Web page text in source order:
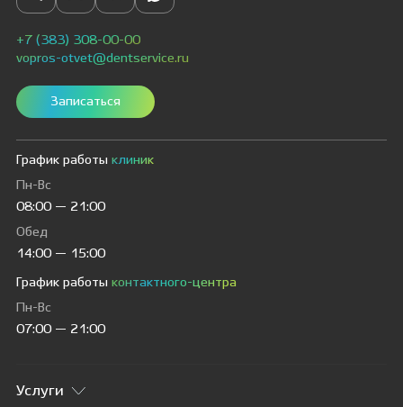
+7 (383) 308-00-00
vopros-otvet@dentservice.ru
Записаться
График работы клиник
Пн-Вс
08:00 — 21:00
Обед
14:00 — 15:00
График работы контактного-центра
Пн-Вс
07:00 — 21:00
Услуги